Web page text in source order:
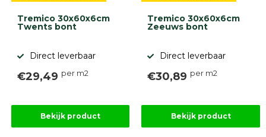
Tremico 30x60x6cm
Twents bont
Direct leverbaar
€29,49 per m2
Bekijk product
Tremico 30x60x6cm
Zeeuws bont
Direct leverbaar
€30,89 per m2
Bekijk product